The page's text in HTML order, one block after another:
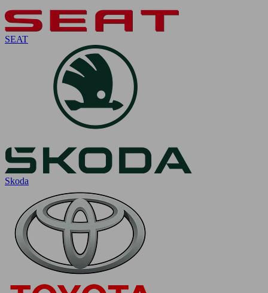
SEAT
Skoda